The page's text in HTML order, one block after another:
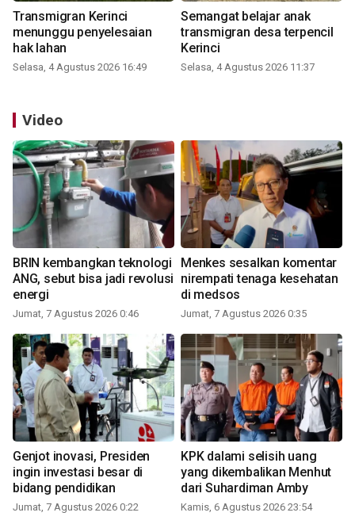
Transmigran Kerinci
menunggu penyelesaian
hak lahan
Selasa, 4 Agustus 2026 16:49
Semangat belajar anak
transmigran desa terpencil
Kerinci
Selasa, 4 Agustus 2026 11:37
Video
BRIN kembangkan teknologi
ANG, sebut bisa jadi revolusi
energi
Jumat, 7 Agustus 2026 0:46
Menkes sesalkan komentar
nirempati tenaga kesehatan
di medsos
Jumat, 7 Agustus 2026 0:35
Genjot inovasi, Presiden
ingin investasi besar di
bidang pendidikan
Jumat, 7 Agustus 2026 0:22
KPK dalami selisih uang
yang dikembalikan Menhut
dari Suhardiman Amby
Kamis, 6 Agustus 2026 23:54